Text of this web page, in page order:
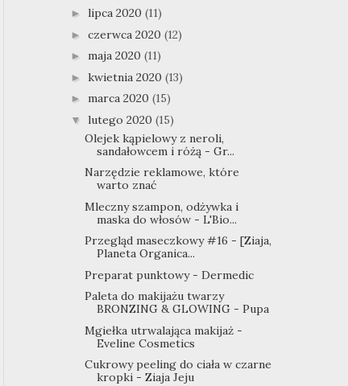
► lipca 2020 (11)
► czerwca 2020 (12)
► maja 2020 (11)
► kwietnia 2020 (13)
► marca 2020 (15)
▼ lutego 2020 (15)
Olejek kąpielowy z neroli,
sandałowcem i różą - Gr...
Narzędzie reklamowe, które
warto znać
Mleczny szampon, odżywka i
maska do włosów - L'Bio...
Przegląd maseczkowy #16 - [Ziaja,
Planeta Organica...
Preparat punktowy - Dermedic
Paleta do makijażu twarzy
BRONZING & GLOWING - Pupa
Mgiełka utrwalająca makijaż -
Eveline Cosmetics
Cukrowy peeling do ciała w czarne
kropki - Ziaja Jeju